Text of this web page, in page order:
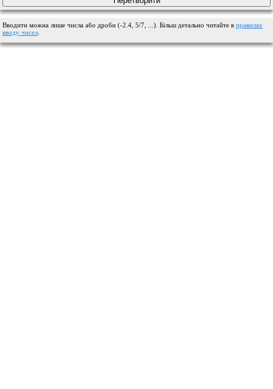
Вводити можна лише числа або дроби (-2.4, 5/7, ...). Більш детально читайте в правилах
вводу чисел